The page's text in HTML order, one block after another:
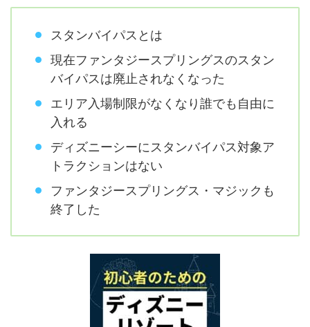
スタンバイパスとは
現在ファンタジースプリングスのスタン
バイパスは廃止されなくなった
エリア入場制限がなくなり誰でも自由に
入れる
ディズニーシーにスタンバイパス対象ア
トラクションはない
ファンタジースプリングス・マジックも
終了した